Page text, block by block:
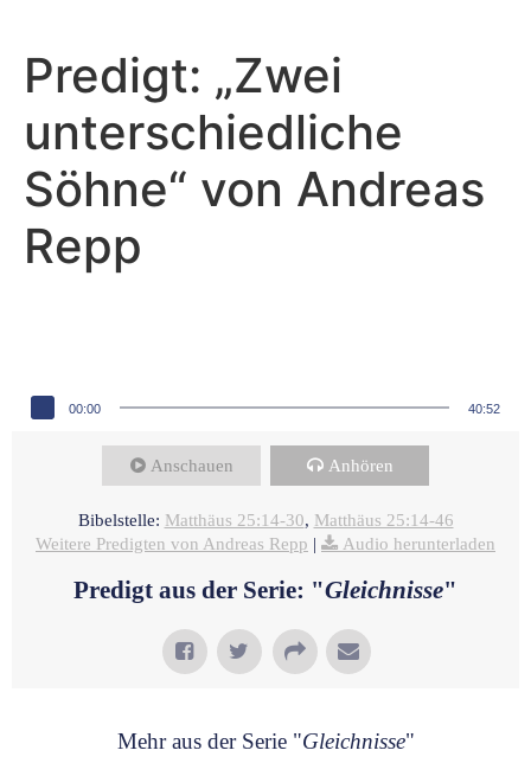
Predigt: „Zwei
unterschiedliche
Söhne“ von Andreas
Repp
00:00 40:52
Anschauen Anhören
Bibelstelle: Matthäus 25:14-30, Matthäus 25:14-46
Weitere Predigten von Andreas Repp | Audio herunterladen
Predigt aus der Serie: "Gleichnisse"
Mehr aus der Serie "Gleichnisse"